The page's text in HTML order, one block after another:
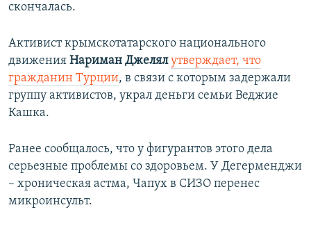
скончалась.
Активист крымскотатарского национального
движения Нариман Джелялутверждает, что
гражданин Турции, в связи с которым задержали
группу активистов, украл деньги семьи Веджие
Кашка.
Ранее сообщалось, что у фигурантов этого дела
серьезные проблемы со здоровьем. У Дегерменджи
– хроническая астма, Чапух в СИЗО перенес
микроинсульт.